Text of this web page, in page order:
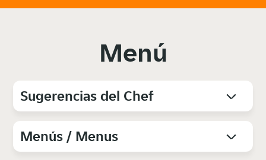
Menú
Sugerencias del Chef
Menús / Menus